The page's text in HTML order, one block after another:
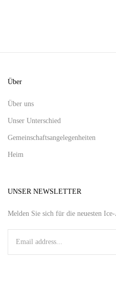
Über
Über uns
Unser Unterschied
Gemeinschaftsangelegenheiten
Heim
UNSER NEWSLETTER
Melden Sie sich für die neuesten